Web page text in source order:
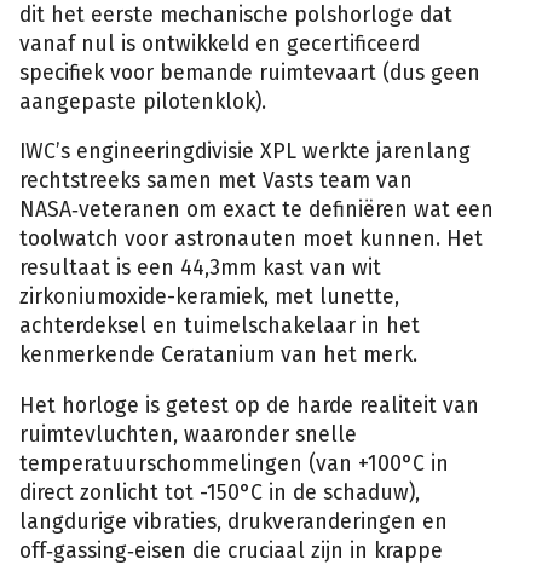
dit het eerste mechanische polshorloge dat
vanaf nul is ontwikkeld en gecertificeerd
specifiek voor bemande ruimtevaart (dus geen
aangepaste pilotenklok).
IWC’s engineeringdivisie XPL werkte jarenlang
rechtstreeks samen met Vasts team van
NASA‑veteranen om exact te definiëren wat een
toolwatch voor astronauten moet kunnen. Het
resultaat is een 44,3mm kast van wit
zirkoniumoxide-keramiek, met lunette,
achterdeksel en tuimelschakelaar in het
kenmerkende Ceratanium van het merk.
Het horloge is getest op de harde realiteit van
ruimtevluchten, waaronder snelle
temperatuurschommelingen (van +100°C in
direct zonlicht tot -150°C in de schaduw),
langdurige vibraties, drukveranderingen en
off‑gassing‑eisen die cruciaal zijn in krappe